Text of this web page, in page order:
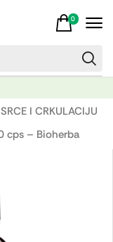
0
I CRKULACIJU
cps – Bioherba